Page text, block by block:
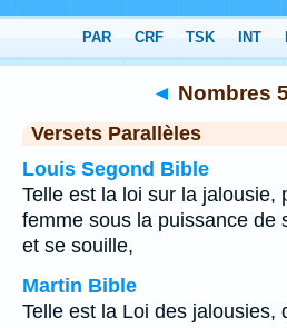
Chapitre 5 > Verset 29
◄ Nombres
Versets Parallèles
Louis Segond Bible
Telle est la loi sur la jalousie,
femme sous la puissance de
et se souille,
Martin Bible
Telle est la Loi des jalousies,